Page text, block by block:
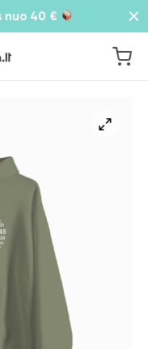
nuo 40 €